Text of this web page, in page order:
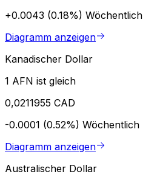
+0.0043 (0.18%) Wöchentlich
Diagramm anzeigen
Kanadischer Dollar
1 AFN ist gleich
0,0211955 CAD
-0.0001 (0.52%) Wöchentlich
Diagramm anzeigen
Australischer Dollar